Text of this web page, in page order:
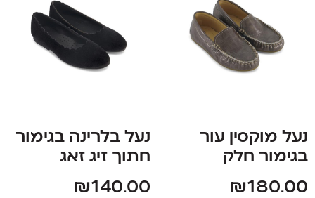
נעל מוקסין עור
בגימור חלק
₪180.00
נעל בלרינה בגימור
חתוך זיג זאג
₪140.00